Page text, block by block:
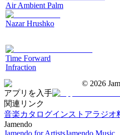
Air Ambient Palm
Nazar Hrushko
Time Forward
Infraction
© 2026
アプリを入手
関連リンク
音楽カタログインストアラジオ
Jamendo
Jamendo for ArtistsJamendo Music